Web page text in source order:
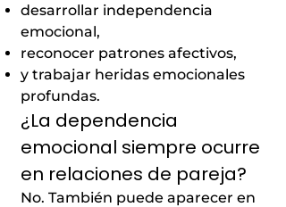
desarrollar independencia
emocional,
reconocer patrones afectivos,
y trabajar heridas emocionales
profundas.
¿La dependencia
emocional siempre ocurre
en relaciones de pareja?
No. También puede aparecer en